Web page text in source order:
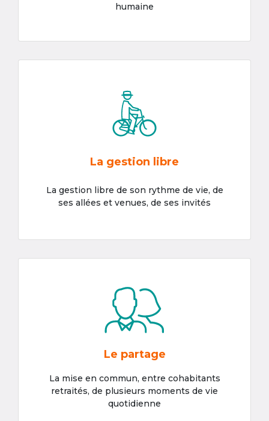
humaine
La gestion libre
La gestion libre de son rythme de vie, de
ses allées et venues, de ses invités
Le partage
La mise en commun, entre cohabitants
retraités, de plusieurs moments de vie
quotidienne